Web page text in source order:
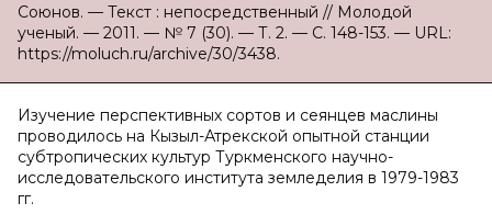
Союнов. — Текст : непосредственный // Молодой
ученый. — 2011. — № 7 (30). — Т. 2. — С. 148-153. — URL:
https://moluch.ru/archive/30/3438.
Изучение перспективных сортов и сеянцев маслины
проводилось на Кызыл-Атрекской опытной станции
субтропических культур Туркменского научно-
исследовательского института земледелия в 1979-1983
гг.